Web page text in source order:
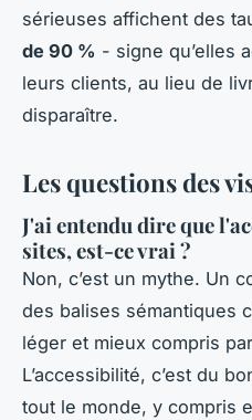
sérieuses affichent des
de 90 % - signe qu’elles
leurs clients, au lieu de
disparaître.
Les questions des
J'ai entendu dire que
sites, est-ce vrai ?
Non, c’est un mythe. Un
des balises sémantiques
léger et mieux compris
L’accessibilité, c’est du
tout le monde, y compris